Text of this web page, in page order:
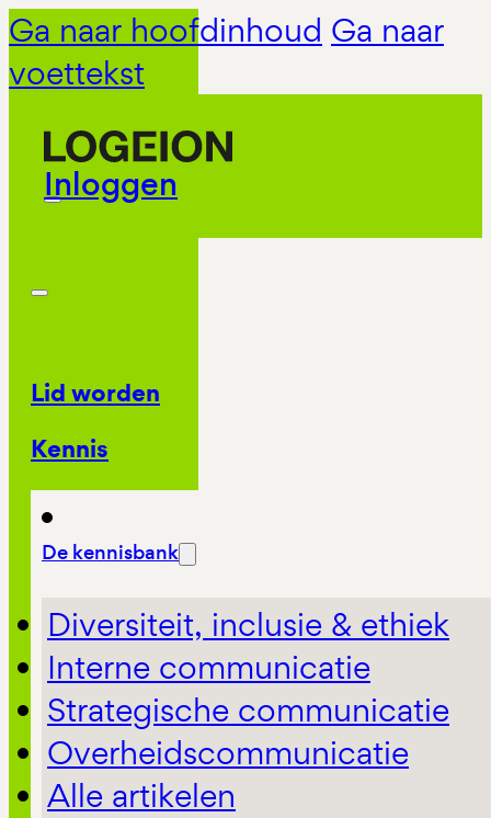
Ga naar hoofdinhoud Ga naar
voettekst
Inloggen
Lid worden
Kennis
De kennisbank
Diversiteit, inclusie & ethiek
Interne communicatie
Strategische communicatie
Overheidscommunicatie
Alle artikelen